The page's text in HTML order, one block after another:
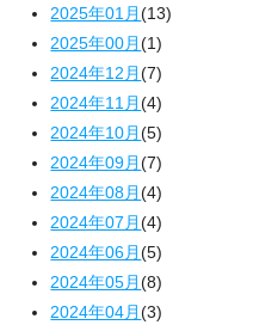
2025年01月(13)
2025年00月(1)
2024年12月(7)
2024年11月(4)
2024年10月(5)
2024年09月(7)
2024年08月(4)
2024年07月(4)
2024年06月(5)
2024年05月(8)
2024年04月(3)